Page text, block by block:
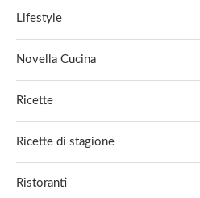
Lifestyle
Novella Cucina
Ricette
Ricette di stagione
Ristoranti